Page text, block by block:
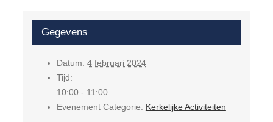
Gegevens
Datum: 4 februari 2024
Tijd:
10:00 - 11:00
Evenement Categorie: Kerkelijke Activiteiten